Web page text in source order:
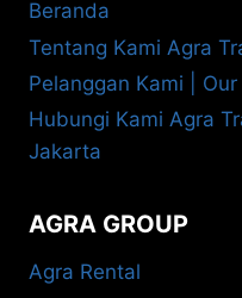
Beranda
Tentang Kami Agra
Pelanggan Kami |
Hubungi Kami Agra
Jakarta
AGRA GROUP
Agra Rental